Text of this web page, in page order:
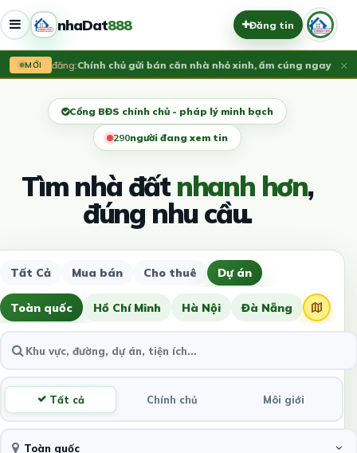
nhaDat888 Đăng tin
MỚI
Vừa đăng:​Chính chủ gửi bán căn nhà nhỏ xinh, ấm cúng ngay lõi×
Cổng BĐS chính chủ - pháp lý minh bạch
290người đang xem tin
Tìm nhà đấtnhanh hơn,
đúng nhu cầu.
Tất Cả Mua bán Cho thuê Dự án
Toàn quốc Hồ Chí Minh Hà Nội Đà Nẵng
Tất cả Chính chủ Môi giới
Toàn quốc